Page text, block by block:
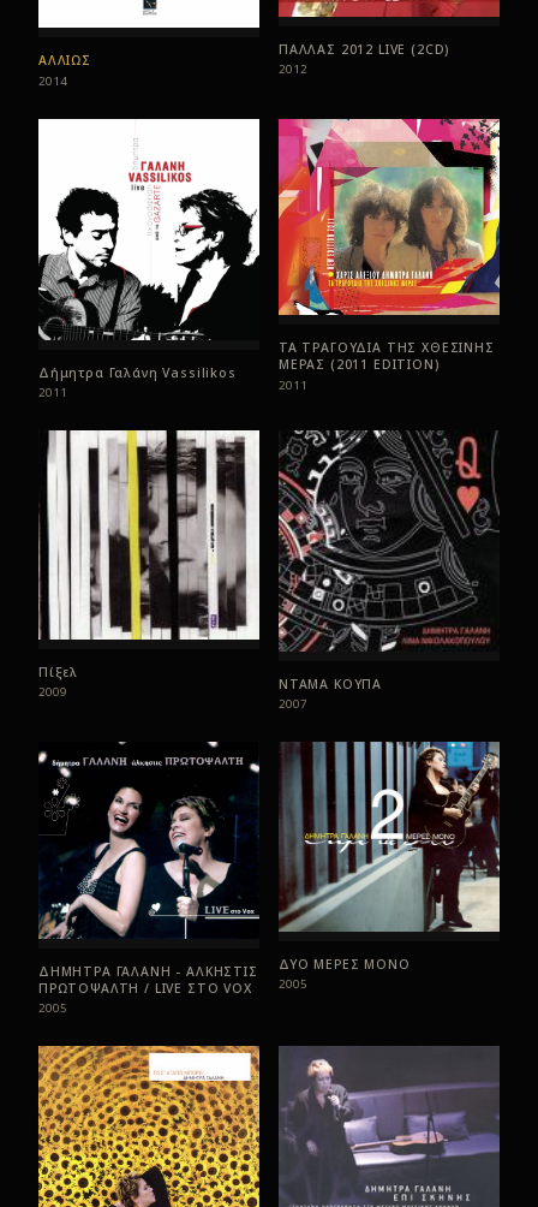
ΑΛΛΙΩΣ
2014
ΠΑΛΛΑΣ 2012 LIVE (2CD)
2012
Δήμητρα Γαλάνη Vassilikos
2011
ΤΑ ΤΡΑΓΟΥΔΙΑ ΤΗΣ ΧΘΕΣΙΝΗΣ
ΜΕΡΑΣ (2011 EDITION)
2011
Πίξελ
2009
ΝΤΑΜΑ ΚΟΥΠΑ
2007
ΔΗΜΗΤΡΑ ΓΑΛΑΝΗ - ΑΛΚΗΣΤΙΣ
ΠΡΩΤΟΨΑΛΤΗ / LIVE ΣTO VOX
2005
ΔΥΟ ΜΕΡΕΣ ΜΟΝΟ
2005